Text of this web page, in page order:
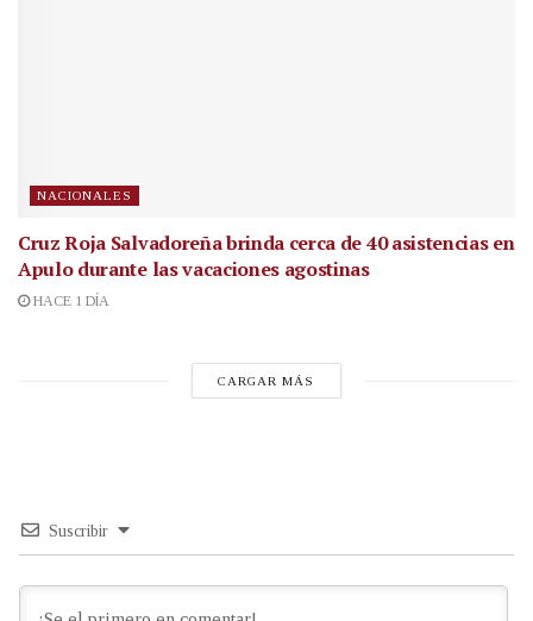
NACIONALES
Cruz Roja Salvadoreña brinda cerca de 40 asistencias en
Apulo durante las vacaciones agostinas
HACE 1 DÍA
CARGAR MÁS
Suscribir